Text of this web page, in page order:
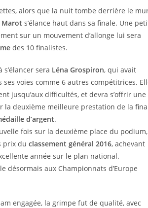
alors que la nuit tombe derrière le
Marot s’élance haut dans sa finale. Une
sur un mouvement d’allonge lui sera
des 10 finalistes.
sera Léna Grospiron, qui avait
voies comme 6 autres compétitrices.
jusqu’aux difficultés, et devra s’offrir une
la deuxième meilleure prestation de la
d’argent.
fois sur la deuxième place du podium,
prix du classement général 2016, achevant
année sur le plan national.
désormais aux Championnats d’Europe
engagée, la grimpe fut de qualité, avec